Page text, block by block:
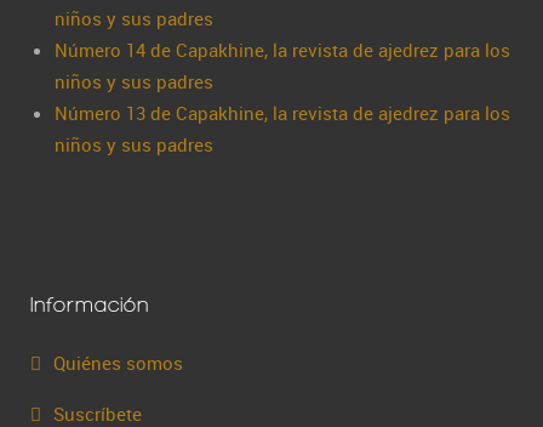
niños y sus padres
Número 14 de Capakhine, la revista de ajedrez para los
niños y sus padres
Número 13 de Capakhine, la revista de ajedrez para los
niños y sus padres
Información
Quiénes somos
Suscríbete